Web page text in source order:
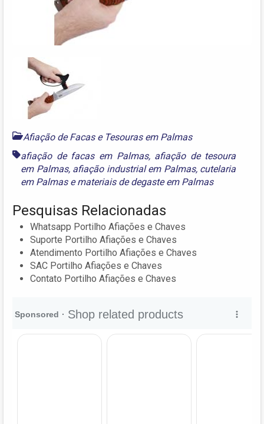
Afiação de Facas e Tesouras em Palmas
afiação de facas em Palmas, afiação de tesoura
em Palmas, afiação industrial em Palmas, cutelaria
em Palmasemateriais de degaste em Palmas
Pesquisas Relacionadas
Whatsapp Portilho Afiações e Chaves
Suporte Portilho Afiações e Chaves
Atendimento Portilho Afiações e Chaves
SAC Portilho Afiações e Chaves
Contato Portilho Afiações e Chaves